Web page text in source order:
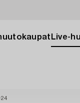
Live-